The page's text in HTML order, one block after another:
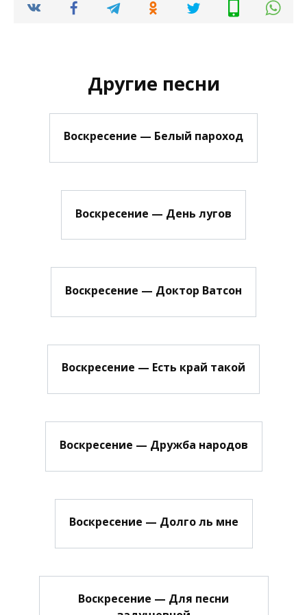
Другие песни
Воскресение — Белый пароход
Воскресение — День лугов
Воскресение — Доктор Ватсон
Воскресение — Есть край такой
Воскресение — Дружба народов
Воскресение — Долго ль мне
Воскресение — Для песни